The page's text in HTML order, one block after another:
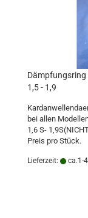
1,5 - 1,9
bei allen
1,6 S-
Preis pro Stück.
Lieferzeit: ca.1-